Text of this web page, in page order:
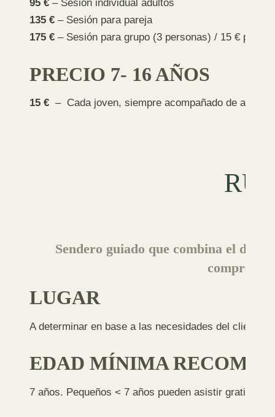
95 €– Sesión individual adultos
135 €– Sesión para pareja
175 €– Sesión para grupo (3 personas) / 15 €
PRECIO 7- 16 AÑOS
15 € – Cada joven, siempre acompañado de al
Sendero guiado que combina el
LUGAR
A determinar en base a las necesidades del cliente
EDAD MÍNIMA
7 años. Pequeños < 7 años pueden asistir gratis